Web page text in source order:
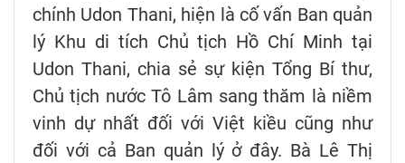
chính Udon Thani, hiện là cố vấn Ban quản
lý Khu di tích Chủ tịch Hồ Chí Minh tại
Udon Thani, chia sẻ sự kiện Tổng Bí thư,
Chủ tịch nước Tô Lâm sang thăm là niềm
vinh dự nhất đối với Việt kiều cũng như
đối với cả Ban quản lý ở đây. Bà Lê Thị